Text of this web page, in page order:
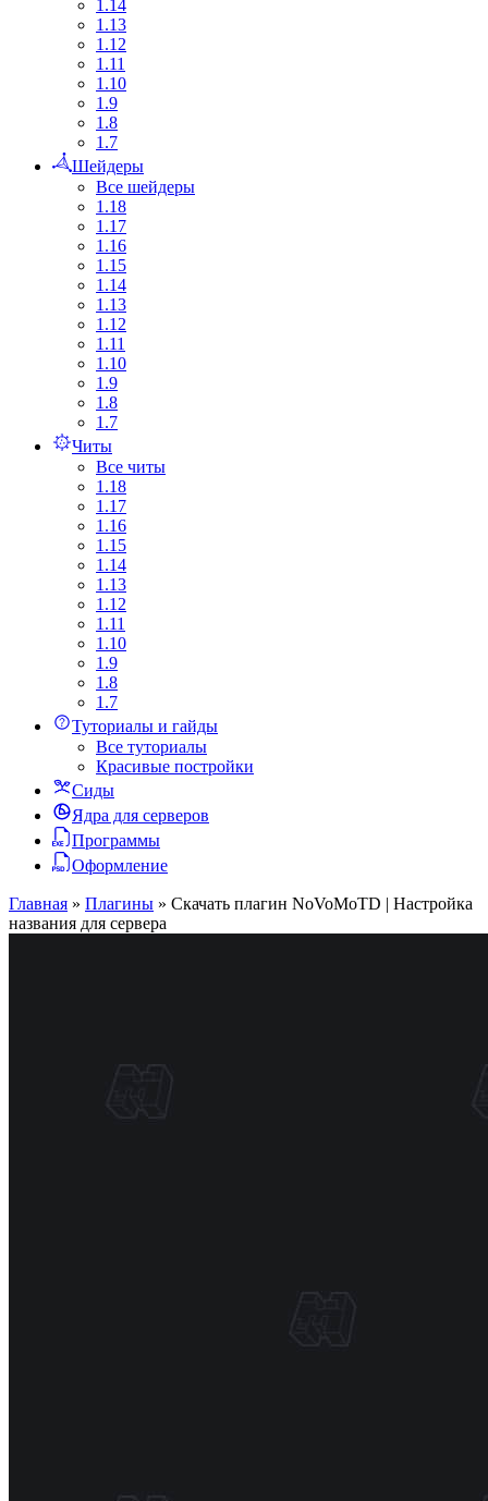
1.14
1.13
1.12
1.11
1.10
1.9
1.8
1.7
Шейдеры
Все шейдеры
1.18
1.17
1.16
1.15
1.14
1.13
1.12
1.11
1.10
1.9
1.8
1.7
Читы
Все читы
1.18
1.17
1.16
1.15
1.14
1.13
1.12
1.11
1.10
1.9
1.8
1.7
Туториалы и гайды
Все туториалы
Красивые постройки
Сиды
Ядра для серверов
Программы
Оформление
Главная » Плагины » Скачать плагин NoVoMoTD | Настройка
названия для сервера